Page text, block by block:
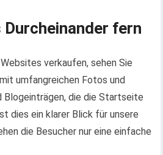
Durcheinander fern
verkaufen, sehen Sie
umfangreichen Fotos und
Blogeinträgen, die die Startseite
dies ein klarer Blick für unsere
die Besucher nur eine einfache